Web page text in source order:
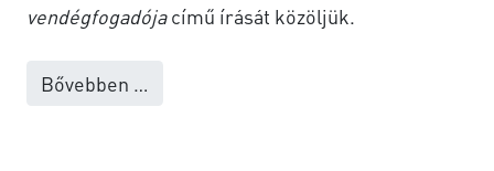
vendégfogadójacímű írását közöljük.
Bővebben …